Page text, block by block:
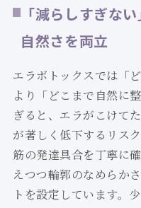
「減らしすぎな
自然さを両立
エラボトックスでは「
より「どこまで自然に
ぎると、エラがこけて
が著しく低下するリス
筋の発達具合を丁寧に
えつつ輪郭のなめらか
トを設定しています。